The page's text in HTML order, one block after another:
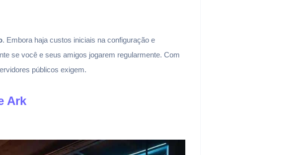
. Embora haja custos iniciais na configuração e
se você e seus amigos jogarem regularmente. Com
públicos exigem.
Ark